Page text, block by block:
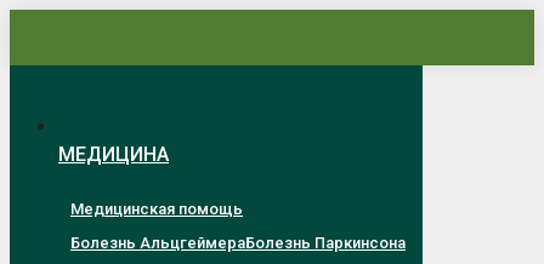
МЕДИЦИНА
Медицинская помощь
Болезнь АльцгеймераБолезнь Паркинсона